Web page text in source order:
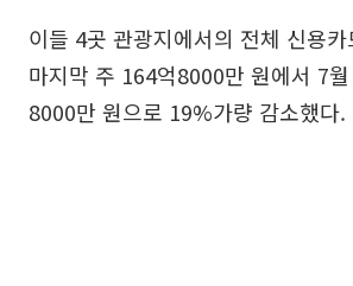
이들 4곳 관광지에서의 전체 신용
마지막 주 164억8000만 원에서 7
8000만 원으로 19%가량 감소했다.